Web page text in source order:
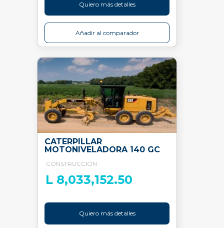
Quiero más detalles
Añadir al comparador
CATERPILLAR
MOTONIVELADORA 140 GC
CONSTRUCCIÓN
L 8,033,152.50
Quiero más detalles